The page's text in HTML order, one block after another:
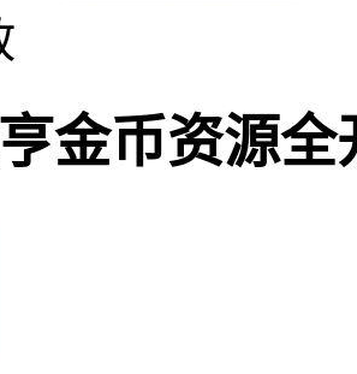
金币资源全